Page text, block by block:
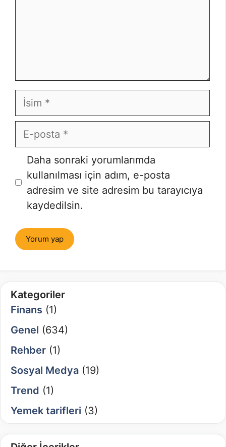
İsim
E-
posta
İnternet
sitesi
Daha sonraki yorumlarımda
kullanılması için adım, e-posta
adresim ve site adresim bu tarayıcıya
kaydedilsin.
Kategoriler
Finans (1)
Genel (634)
Rehber (1)
Sosyal Medya (19)
Trend (1)
Yemek tarifleri (3)